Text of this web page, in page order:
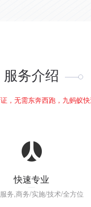
服务介绍
，无需东奔西跑，九蚂蚁
快速专业
务,商务/实施/技术/全方位